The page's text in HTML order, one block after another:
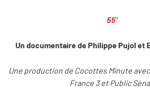
55'
Un documentaire de Philippe Pujol et
Une production de Cocottes Minute
France 3 et Public